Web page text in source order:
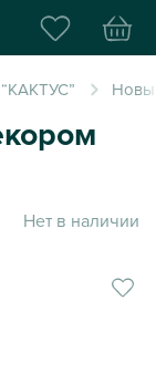
магазин
Нет в наличии